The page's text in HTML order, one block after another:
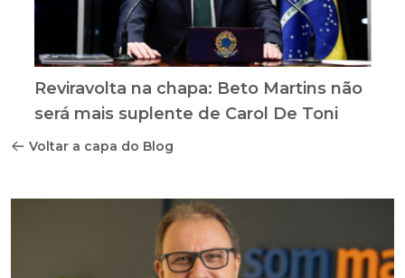
Reviravolta na chapa: Beto Martins não
será mais suplente de Carol De Toni
Voltar a capa do Blog